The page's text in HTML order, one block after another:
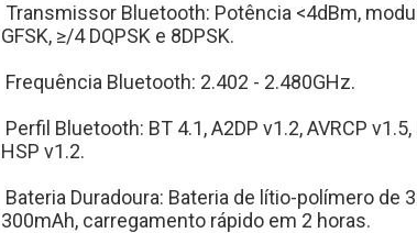
Transmissor Bluetooth: Potência <4dBm,
GFSK, ≥/4 DQPSK e 8DPSK.
Frequência Bluetooth: 2.402 - 2.480GHz.
Perfil Bluetooth: BT 4.1, A2DP v1.2, AVRCP v1.5,
HSP v1.2.
Bateria Duradoura: Bateria de lítio-polímero de
300mAh, carregamento rápido em 2 horas.